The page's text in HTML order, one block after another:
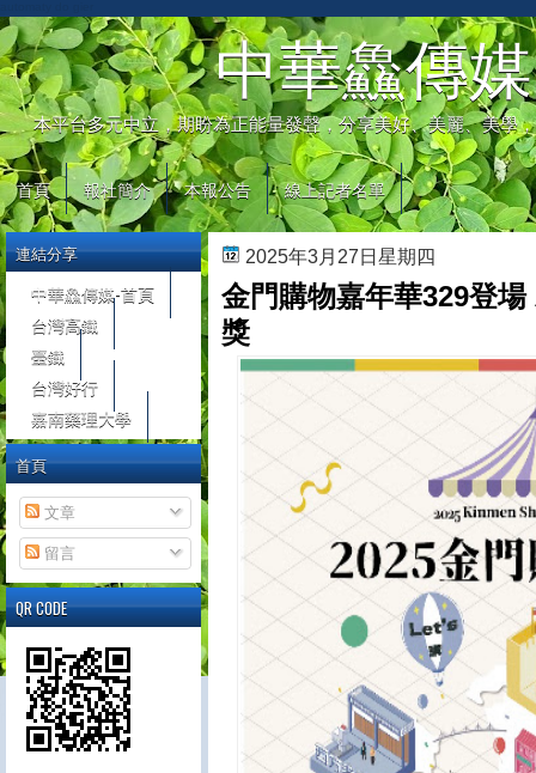
中華鱻傳媒
本平台多元中立，期盼為正能量發聲，分享美好、美麗、美學
首頁 報社簡介 本報公告 線上記者名單
2025年3月27日星期四
金門購物嘉年華329登
獎
連結分享
中華鱻傳媒-首頁
台灣高鐵
臺鐵
台灣好行
嘉南藥理大學
首頁
文章
留言
QR CODE